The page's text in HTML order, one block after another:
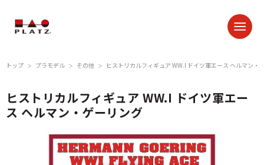
トップ ＞ プラモデル ＞ その他 ＞ ヒストリカルフィギュア WW.I ドイツ軍エース ヘルマン・
ヒストリカルフィギュア WW.I ドイツ軍エー
ス ヘルマン・ゲーリング